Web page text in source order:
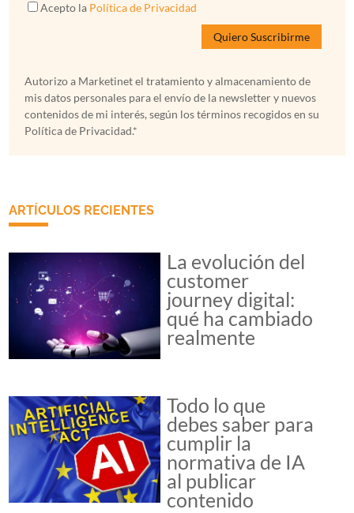
Acepto la Política de Privacidad
Autorizo a Marketinet el tratamiento y almacenamiento de
mis datos personales para el envío de la newsletter y nuevos
contenidos de mi interés, según los términos recogidos en su
Política de Privacidad.*
ARTÍCULOS RECIENTES
La evolución del
customer
journey digital:
qué ha cambiado
realmente
Todo lo que
debes saber para
cumplir la
normativa de IA
al publicar
contenido